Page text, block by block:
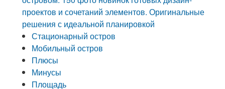
проектов и сочетаний элементов. Оригинальные
решения с идеальной планировкой
Стационарный остров
Мобильный остров
Плюсы
Минусы
Площадь